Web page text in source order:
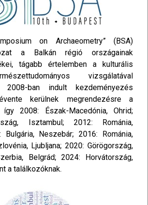
on Archaeometry” (BSA)
a Balkán régió országainak
tágabb értelemben a kulturális
vizsgálatával
ban indult kezdeményezés
kerülnek megrendezésre a
így 2008: Észak-Macedónia, Ohrid;
Isztambul; 2012: Románia,
Bulgária, Neszebár; 2016: Románia,
Ljubljana; 2020: Görögország,
Belgrád; 2024: Horvátország,
a találkozóknak.